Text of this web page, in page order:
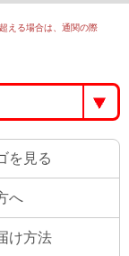
える場合は、通関の際
を見る
へ
け方法